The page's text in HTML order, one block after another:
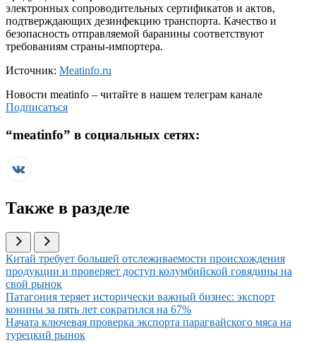
электронных сопроводительных сертификатов и актов,
подтверждающих дезинфекцию транспорта. Качество и
безопасность отправляемой баранины соответствуют
требованиям страны-импортера.
Источник: Meatinfo.ru
Новости meatinfo – читайте в нашем телеграм канале
Подписаться
“meatinfo” в социальных сетях:
Также в разделе
Иллюстрация новости
Китай требует большей отслеживаемости происхождения
продукции и проверяет доступ колумбийской говядины на
свой рынок
Иллюстрация новости
Патагония теряет исторически важный бизнес: экспорт
конины за пять лет сократился на 67%
Иллюстрация новости
Начата ключевая проверка экспорта парагвайского мяса на
турецкий рынок